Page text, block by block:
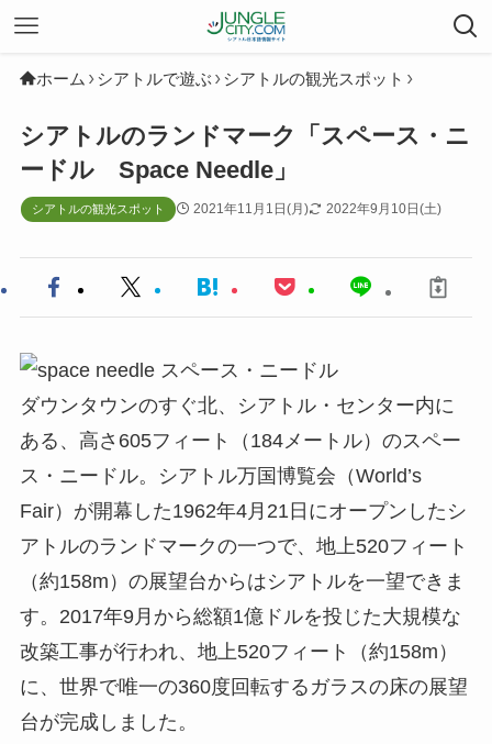
ホーム シアトルで遊ぶ シアトルの観光スポット
シアトルのランドマーク「スペース・ニ
ードル Space Needle」
シアトルの観光スポット 2021年11月1日(月) 2022年9月10日(土)
ダウンタウンのすぐ北、シアトル・センター内に
ある、高さ605フィート（184メートル）のスペー
ス・ニードル。シアトル万国博覧会（World’s
Fair）が開幕した1962年4月21日にオープンしたシ
アトルのランドマークの一つで、地上520フィート
（約158m）の展望台からはシアトルを一望できま
す。2017年9月から総額1億ドルを投じた大規模な
改築工事が行われ、地上520フィート（約158m）
に、世界で唯一の360度回転するガラスの床の展望
台が完成しました。